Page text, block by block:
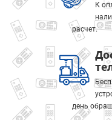
К
расчет.
день